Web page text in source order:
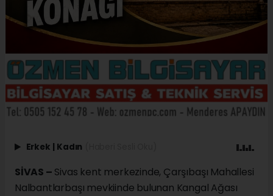
Erkek Kadın
SİVAS – Sivas kent merkezinde, Çarşıbaşı Mahallesi
Nalbantlarbaşı mevkiinde bulunan Kangal Ağası